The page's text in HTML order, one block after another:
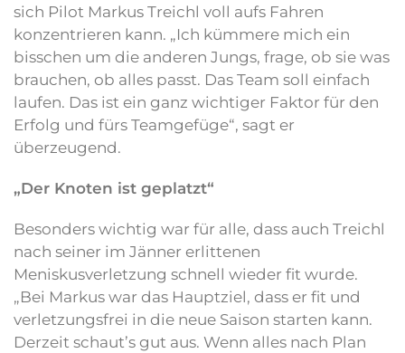
sich Pilot Markus Treichl voll aufs Fahren
konzentrieren kann. „Ich kümmere mich ein
bisschen um die anderen Jungs, frage, ob sie was
brauchen, ob alles passt. Das Team soll einfach
laufen. Das ist ein ganz wichtiger Faktor für den
Erfolg und fürs Teamgefüge“, sagt er
überzeugend.
„Der Knoten ist geplatzt“
Besonders wichtig war für alle, dass auch Treichl
nach seiner im Jänner erlittenen
Meniskusverletzung schnell wieder fit wurde.
„Bei Markus war das Hauptziel, dass er fit und
verletzungsfrei in die neue Saison starten kann.
Derzeit schaut’s gut aus. Wenn alles nach Plan